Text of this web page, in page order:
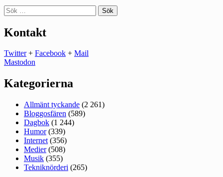
Sök
efter:
Kontakt
Twitter+ Facebook + Mail
Mastodon
Kategorierna
Allmänt tyckande (2 261)
Bloggosfären (589)
Dagbok (1 244)
Humor(339)
Internet (356)
Medier(508)
Musik (355)
Tekniknörderi (265)